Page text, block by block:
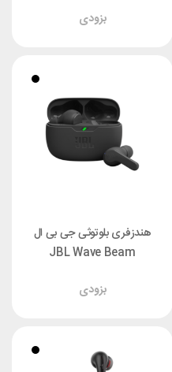
بزودی
هندزفری بلوتوثی جی بی ال
JBL Wave Beam
بزودی